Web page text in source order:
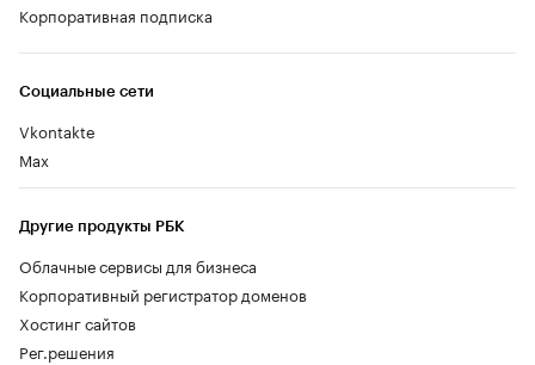
Социальные сети
Vkontakte
Max
Другие продукты РБК
Облачные сервисы для бизнеса
Корпоративный регистратор доменов
Хостинг сайтов
Рег.решения
Корпоративная подписка